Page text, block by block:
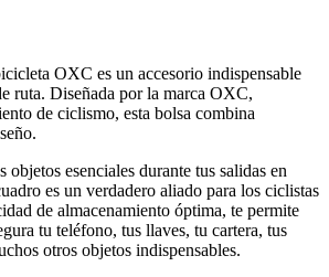
OXC es un accesorio indispensable
ruta. Diseñada por la marca OXC,
de ciclismo, esta bolsa combina
objetos esenciales durante tus salidas en
es un verdadero aliado para los ciclistas
de almacenamiento óptima, te permite
tu teléfono, tus llaves, tu cartera, tus
otros objetos indispensables.